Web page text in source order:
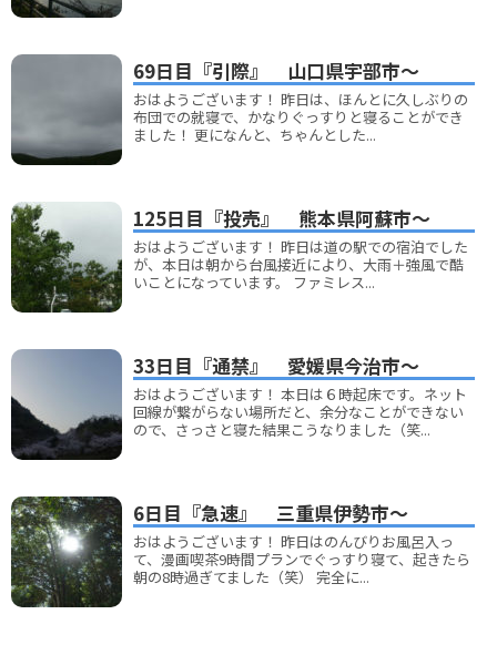
69日目『引際』 山口県宇部市～
おはようございます！ 昨日は、ほんとに久しぶりの
布団での就寝で、かなりぐっすりと寝ることができ
ました！ 更になんと、ちゃんとした...
125日目『投売』 熊本県阿蘇市～
おはようございます！ 昨日は道の駅での宿泊でした
が、本日は朝から台風接近により、大雨＋強風で酷
いことになっています。 ファミレス...
33日目『通禁』 愛媛県今治市～
おはようございます！ 本日は６時起床です。ネット
回線が繋がらない場所だと、余分なことができない
ので、さっさと寝た結果こうなりました（笑...
6日目『急速』 三重県伊勢市～
おはようございます！ 昨日はのんびりお風呂入っ
て、漫画喫茶9時間プランでぐっすり寝て、起きたら
朝の8時過ぎてました（笑） 完全に...